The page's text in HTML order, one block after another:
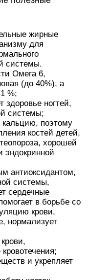
жирные
для
системы.
Омега 6,
(до 40%), а
%;
ногтей,
системы;
кальцию, поэтому
костей детей,
хорошей
эндокринной
антиоксидантом,
системы,
сердечные
в борьбе со
крови,
нормализует
и укрепляет